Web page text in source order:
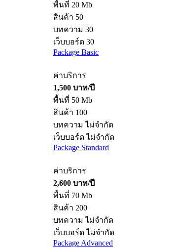
พื้นที่ 20 Mb
สินค้า 50
บทความ 30
เว็บบอร์ด 30
Package Basic
ค่าบริการ
1,500 บาท/ปี
พื้นที่ 50 Mb
สินค้า 100
บทความ ไม่จำกัด
เว็บบอร์ด ไม่จำกัด
Package Standard
ค่าบริการ
2,600 บาท/ปี
พื้นที่ 70 Mb
สินค้า 200
บทความ ไม่จำกัด
เว็บบอร์ด ไม่จำกัด
Package Advanced